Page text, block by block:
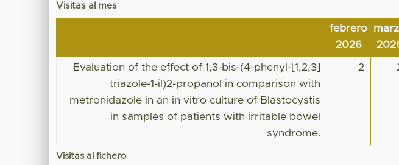
Visitas al mes
febrero
2026
Evaluation of the effect of 1,3-bis-(4-phenyl-[1,2,3]
triazole-1-il)2-propanol in comparison with
metronidazole in an in vitro culture of Blastocystis
in samples of patients with irritable bowel
syndrome.
2
Visitas al fichero